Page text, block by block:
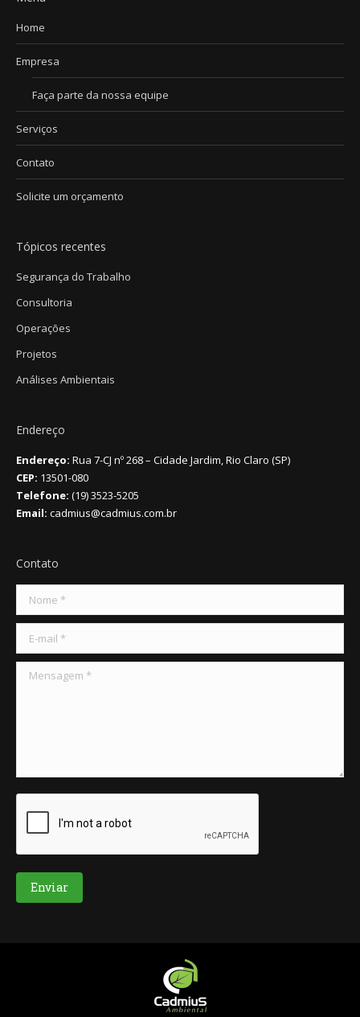
Home
Empresa
Faça parte da nossa equipe
Serviços
Contato
Solicite um orçamento
Tópicos recentes
Segurança do Trabalho
Consultoria
Operações
Projetos
Análises Ambientais
Endereço
Endereço: Rua 7-CJ nº 268 – Cidade Jardim, Rio Claro (SP)
CEP: 13501-080
Telefone: (19) 3523-5205
Email: cadmius@cadmius.com.br
Contato
Nome *
E-mail *
Mensagem *
Enviar